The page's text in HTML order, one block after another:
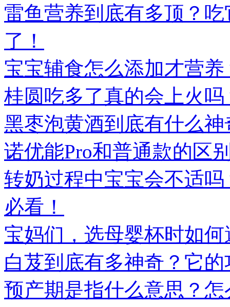
雷鱼营养到底有多顶？
了！
宝宝辅食怎么添加才营
桂圆吃多了真的会上火
黑枣泡黄酒到底有什么
诺优能Pro和普通款的区
转奶过程中宝宝会不适
必看！
宝妈们，选母婴杯时如
白芨到底有多神奇？它
预产期是指什么意思？